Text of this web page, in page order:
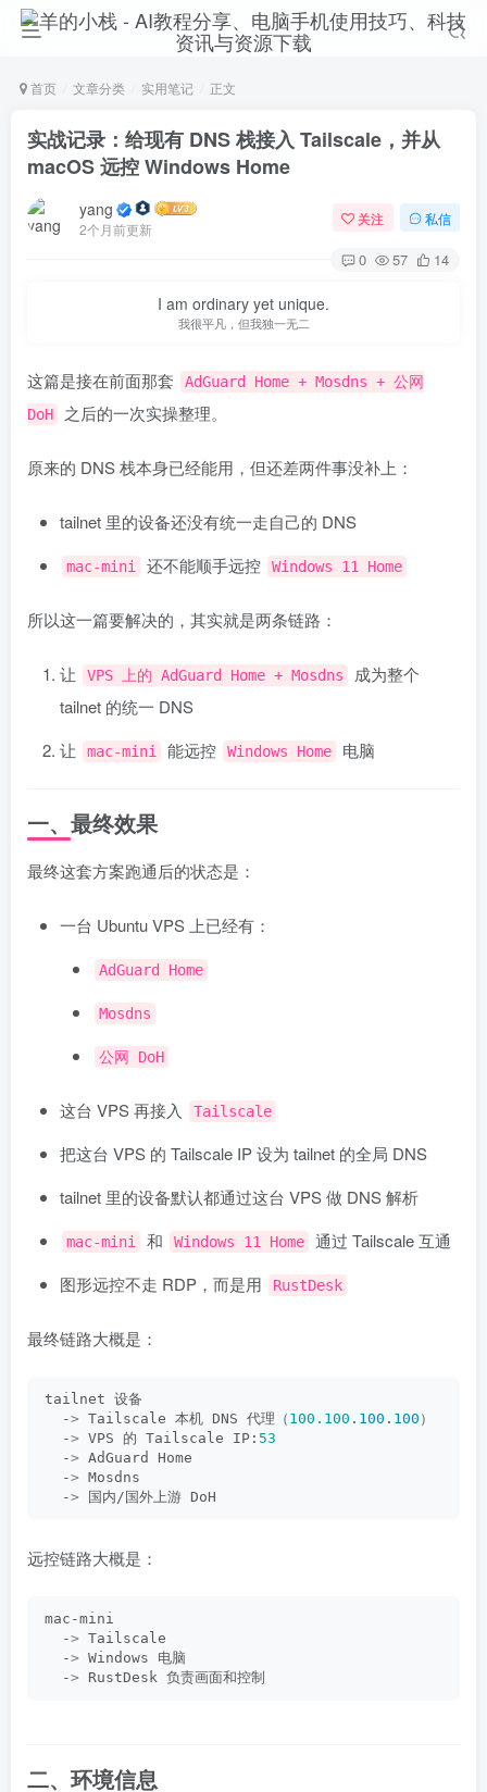
首页 文章分类 实用笔记 正文
实战记录：给现有 DNS 栈接入 Tailscale，并从
macOS 远控 Windows Home
yang
2个月前更新
关注 私信
0 57 14
I am ordinary yet unique.
我很平凡，但我独一无二
这篇是接在前面那套
AdGuard Home + Mosdns + 公网
DoH
之后的一次实操整理。
原来的 DNS 栈本身已经能用，但还差两件事没补上：
tailnet 里的设备还没有统一走自己的 DNS
mac-mini 还不能顺手远控 Windows 11 Home
所以这一篇要解决的，其实就是两条链路：
让 VPS 上的 AdGuard Home + Mosdns
成为整个
tailnet 的统一 DNS
让
mac-mini 能远控 Windows Home 电脑
一、最终效果
最终这套方案跑通后的状态是：
一台 Ubuntu VPS 上已经有：
AdGuard Home
Mosdns
公网 DoH
这台 VPS 再接入 Tailscale
把这台 VPS 的 Tailscale IP 设为 tailnet 的全局 DNS
tailnet 里的设备默认都通过这台 VPS 做 DNS 解析
mac-mini 和 Windows 11 Home
通过 Tailscale 互通
图形远控不走 RDP，而是用
RustDesk
最终链路大概是：
tailnet 设备
  -
> Tailscale 本机 DNS 代理（ 100.100 . 100 . 100 ）
  -
> VPS 的 Tailscale IP: 53
  -
> AdGuard Home
  -
> Mosdns
  -
> 国内/国外上游 DoH
远控链路大概是：
mac-mini
  -
> Tailscale
  -
> Windows 电脑
  -
> RustDesk 负责画面和控制
二、环境信息